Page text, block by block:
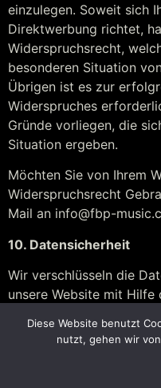
einzulegen. Soweit sich
Direktwerbung richtet,
Widerspruchsrecht,
besonderen Situation
Übrigen ist es zur
Widerspruches
Gründe vorliegen, die
Situation ergeben.
Möchten Sie von Ihrem
Widerspruchsrecht
Mail an info@fbp-
10. Datensicherheit
Wir verschlüsseln die
unsere Website mit Hilfe
von Ihrem Browser
Dabei handelt es sich In
Verschlüsselung. Falls
Diese Website benutzt
nutzt, gehen wir